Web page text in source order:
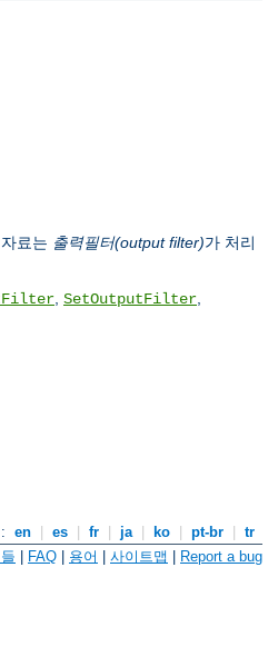
료는 출력필터(output filter)가 처리
SetOutputFilter
en | es | fr | ja | ko | pt-br | tr
FAQ 용어 사이트맵 Report a bug